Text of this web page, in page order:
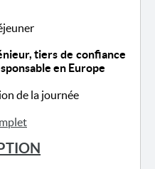
tiers de confiance
en Europe
de la journée